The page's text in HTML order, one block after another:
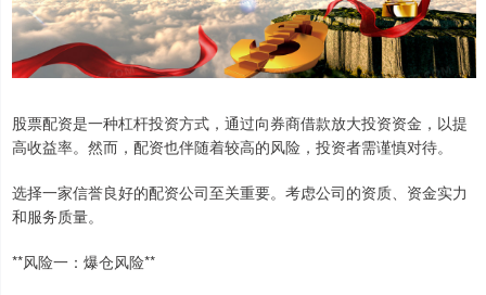
股票配资是一种杠杆投资方式，通过向券商借款放大投资资金，以提
高收益率。然而，配资也伴随着较高的风险，投资者需谨慎对待。
选择一家信誉良好的配资公司至关重要。考虑公司的资质、资金实力
和服务质量。
**风险一：爆仓风险**